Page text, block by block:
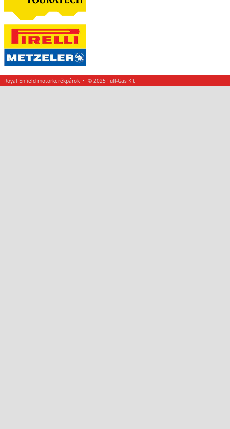
Royal Enfield motorkerékpárok • © 2025 Full-Gas Kft